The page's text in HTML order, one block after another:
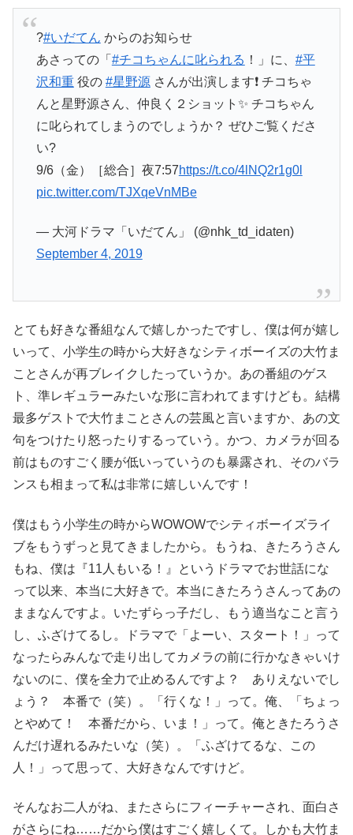
?#いだてん からのお知らせ
あさっての「 #チコちゃんに叱られる ！」に、 #平
沢和重役の #星野源さんが出演します❗️ チコちゃ
んと星野源さん、仲良く２ショット✨ チコちゃん
に叱られてしまうのでしょうか？ ぜひご覧くださ
い?
9/6（金）［総合］夜7:57https://t.co/4lNQ2r1g0l
pic.twitter.com/TJXqeVnMBe
— 大河ドラマ「いだてん」 (@nhk_td_idaten)
September 4, 2019
とても好きな番組なんで嬉しかったですし、僕は何が嬉し
いって、小学生の時から大好きなシティボーイズの大竹ま
ことさんが再ブレイクしたっていうか。あの番組のゲス
ト、準レギュラーみたいな形に言われてますけども。結構
最多ゲストで大竹まことさんの芸風と言いますか、あの文
句をつけたり怒ったりするっていう。かつ、カメラが回る
前はものすごく腰が低いっていうのも暴露され、そのバラ
ンスも相まって私は非常に嬉しいんです！
僕はもう小学生の時からWOWOWでシティボーイズライ
ブをもうずっと見てきましたから。もうね、きたろうさん
もね、僕は『11人もいる！』というドラマでお世話にな
って以来、本当に大好きで。本当にきたろうさんってあの
ままなんですよ。いたずらっ子だし、もう適当なこと言う
し、ふざけてるし。ドラマで「よーい、スタート！」って
なったらみんなで走り出してカメラの前に行かなきゃいけ
ないのに、僕を全力で止めるんですよ？ ありえないでし
ょう？ 本番で（笑）。「行くな！」って。俺、「ちょっ
とやめて！ 本番だから、いま！」って。俺ときたろうさ
んだけ遅れるみたいな（笑）。「ふざけてるな、この
人！」って思って、大好きなんですけど。
そんなお二人がね、またさらにフィーチャーされ、面白さ
がさらにね……だから僕はすごく嬉しくて。しかも大竹ま